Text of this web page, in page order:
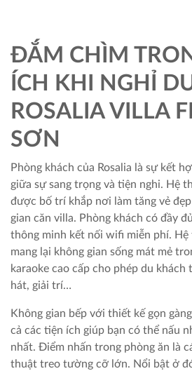
ĐẮM CHÌM
ÍCH KHI NGHỈ
ROSALIA VILLA
SƠN
Phòng khách của Rosalia là sự kết
giữa sự sang trọng và tiện nghi. Hệ
được bố trí khắp nơi làm tăng vẻ
gian căn villa. Phòng khách có đầy
thông minh kết nối wifi miễn phí.
mang lại không gian sống mát mẻ
karaoke cao cấp cho phép du khách
hát, giải trí…
Không gian bếp với thiết kế gọn
cả các tiện ích giúp bạn có thể nấu
nhất. Điểm nhấn trong phòng ăn là
thuật treo tường cỡ lớn. Nổi bật ở